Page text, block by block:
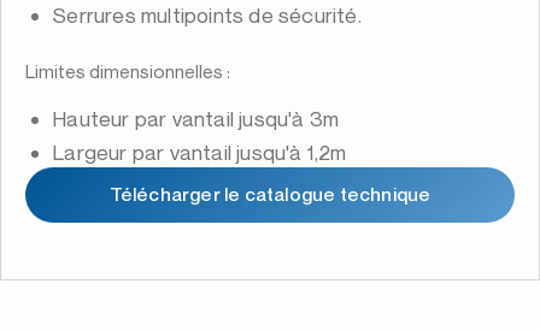
Serrures multipoints de sécurité.
Limites dimensionnelles :
Hauteur par vantail jusqu'à 3m
Largeur par vantail jusqu'à 1,2m
Télécharger le catalogue technique